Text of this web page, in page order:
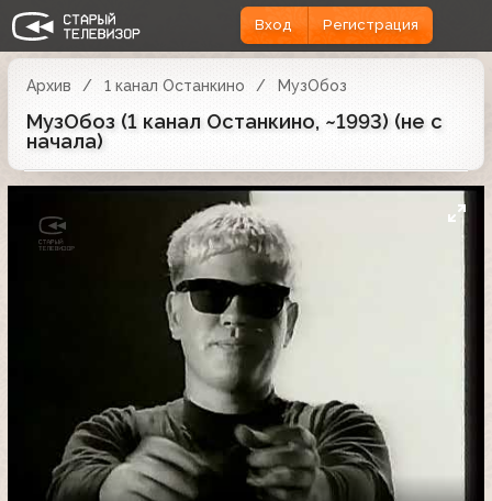
Вход Регистрация
Архив 1 канал Останкино МузОбоз
МузОбоз (1 канал Останкино, ~1993) (не с
начала)